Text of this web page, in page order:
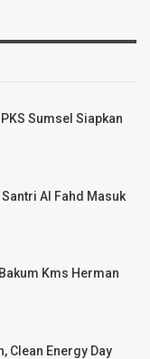
Sumsel Siapkan
Al Fahd Masuk
Kms Herman
Clean Energy Day